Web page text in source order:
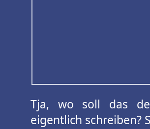
Tja, wo soll das
eigentlich schreiben?